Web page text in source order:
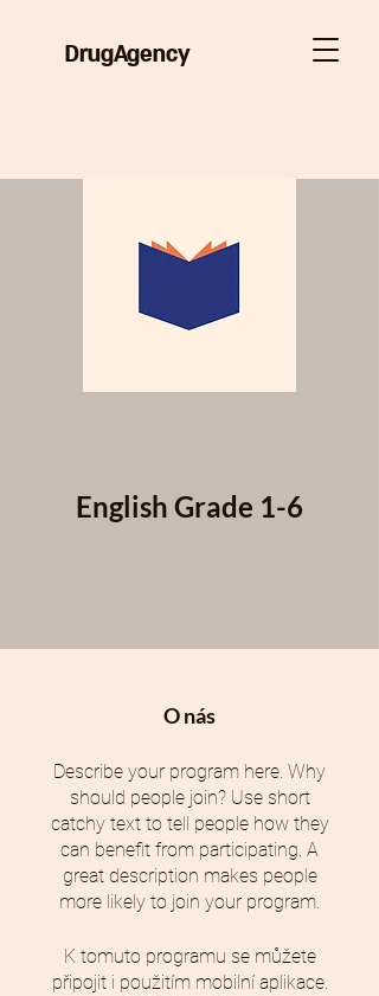
DrugAgency
English Grade 1-6
O nás
Describe your program here. Why
should people join? Use short
catchy text to tell people how they
can benefit from participating. A
great description makes people
more likely to join your program.
K tomuto programu se můžete
připojit i použitím mobilní aplikace.